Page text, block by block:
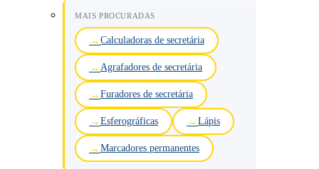
MAIS PROCURADAS
Calculadoras de secretária
Agrafadores de secretária
Furadores de secretária
Esferográficas Lápis
Marcadores permanentes